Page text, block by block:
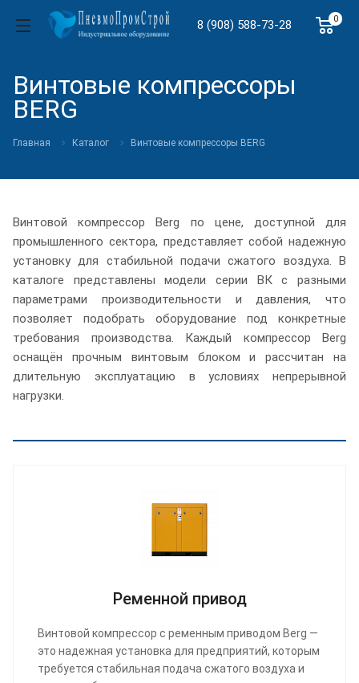
0
8 (908) 588-73-28
Винтовые компрессоры
BERG
Главная Каталог Винтовые компрессоры BERG
Винтовой компрессор Berg по цене, доступной для
промышленного сектора, представляет собой надежную
установку для стабильной подачи сжатого воздуха. В
каталоге представлены модели серии ВК с разными
параметрами производительности и давления, что
позволяет подобрать оборудование под конкретные
требования производства. Каждый компрессор Berg
оснащён прочным винтовым блоком и рассчитан на
длительную эксплуатацию в условиях непрерывной
нагрузки.
Ременной привод
Винтовой компрессор с ременным приводом Berg —
это надежная установка для предприятий, которым
требуется стабильная подача сжатого воздуха и